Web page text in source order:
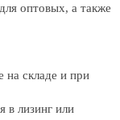
оптовых, а также
на складе и при
в лизинг или